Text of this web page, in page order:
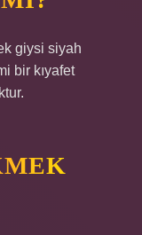
giysi siyah
bir kıyafet